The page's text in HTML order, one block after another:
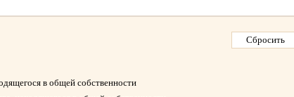
в общей собственности